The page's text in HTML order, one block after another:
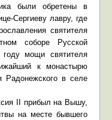
были обретены в
Сергиеву лавру, где
святителя
соборе Русской
мощи святителя
к монастырю
Радонежского в селе
II прибыл на Вышу,
на месте бывшего